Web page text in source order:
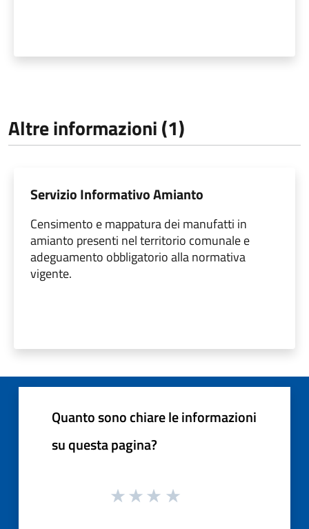
Altre informazioni (1)
Servizio Informativo Amianto
Censimento e mappatura dei manufatti in
amianto presenti nel territorio comunale e
adeguamento obbligatorio alla normativa
vigente.
Quanto sono chiare le informazioni
su questa pagina?